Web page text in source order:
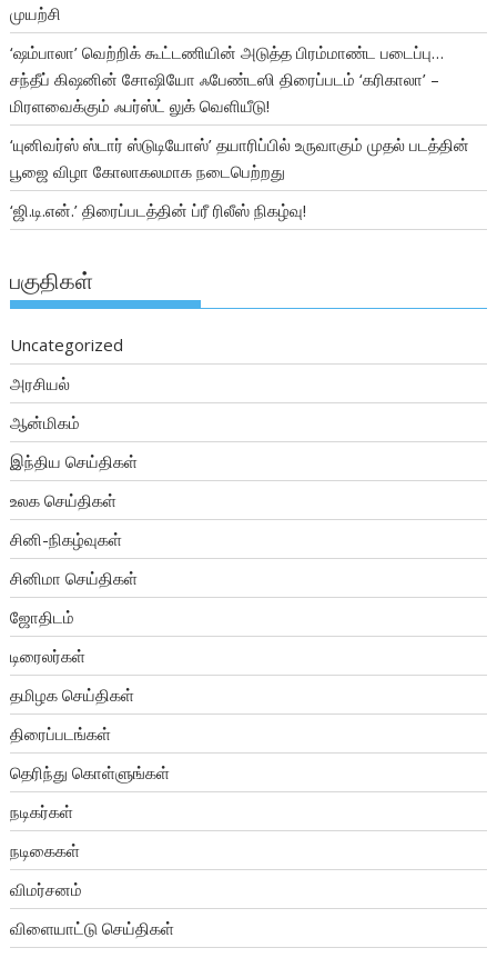
முயற்சி
‘ஷம்பாலா’ வெற்றிக் கூட்டணியின் அடுத்த பிரம்மாண்ட படைப்பு…
சந்தீப் கிஷனின் சோஷியோ ஃபேண்டஸி திரைப்படம் ‘கரிகாலா’ –
மிரளவைக்கும் ஃபர்ஸ்ட் லுக் வெளியீடு!
‘யுனிவர்ஸ் ஸ்டார் ஸ்டுடியோஸ்’ தயாரிப்பில் உருவாகும் முதல் படத்தின்
பூஜை விழா கோலாகலமாக நடைபெற்றது
‘ஜி.டி.என்.’ திரைப்படத்தின் ப்ரீ ரிலீஸ் நிகழ்வு!
பகுதிகள்
Uncategorized
அரசியல்
ஆன்மிகம்
இந்திய செய்திகள்
உலக செய்திகள்
சினி-நிகழ்வுகள்
சினிமா செய்திகள்
ஜோதிடம்
டிரைலர்கள்
தமிழக செய்திகள்
திரைப்படங்கள்
தெரிந்து கொள்ளுங்கள்
நடிகர்கள்
நடிகைகள்
விமர்சனம்
விளையாட்டு செய்திகள்